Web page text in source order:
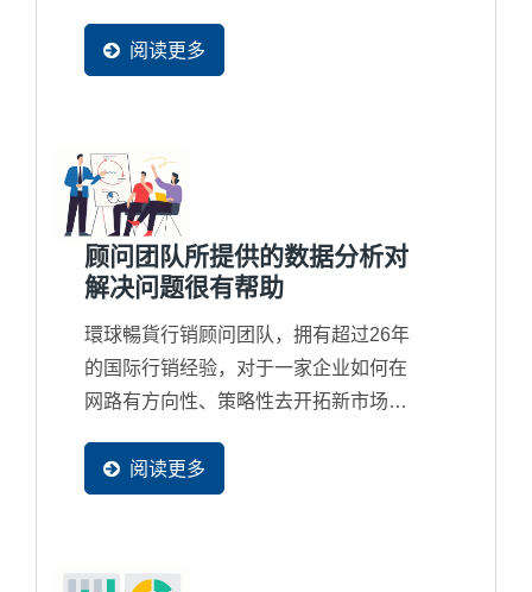
阅读更多
顾问团队所提供的数据分析对
解决问题很有帮助
環球暢貨行销顾问团队，拥有超过26年
的国际行销经验，对于一家企业如何在
网路有方向性、策略性去开拓新市场及
正，以确保客户可以达到预期网路行销
的效益。
阅读更多